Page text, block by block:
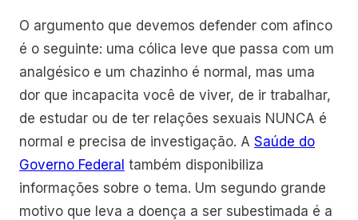
O argumento que devemos defender com afinco
é o seguinte: uma cólica leve que passa com um
analgésico e um chazinho é normal, mas uma
dor que incapacita você de viver, de ir trabalhar,
de estudar ou de ter relações sexuais NUNCA é
normal e precisa de investigação. A Saúde do
Governo Federal também disponibiliza
informações sobre o tema. Um segundo grande
motivo que leva a doença a ser subestimada é a